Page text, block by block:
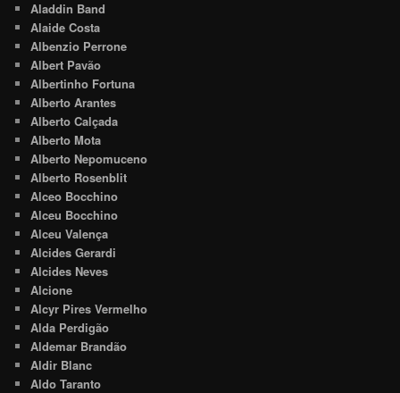
Aladdin Band
Alaide Costa
Albenzio Perrone
Albert Pavão
Albertinho Fortuna
Alberto Arantes
Alberto Calçada
Alberto Mota
Alberto Nepomuceno
Alberto Rosenblit
Alceo Bocchino
Alceu Bocchino
Alceu Valença
Alcides Gerardi
Alcides Neves
Alcione
Alcyr Pires Vermelho
Alda Perdigão
Aldemar Brandão
Aldir Blanc
Aldo Taranto